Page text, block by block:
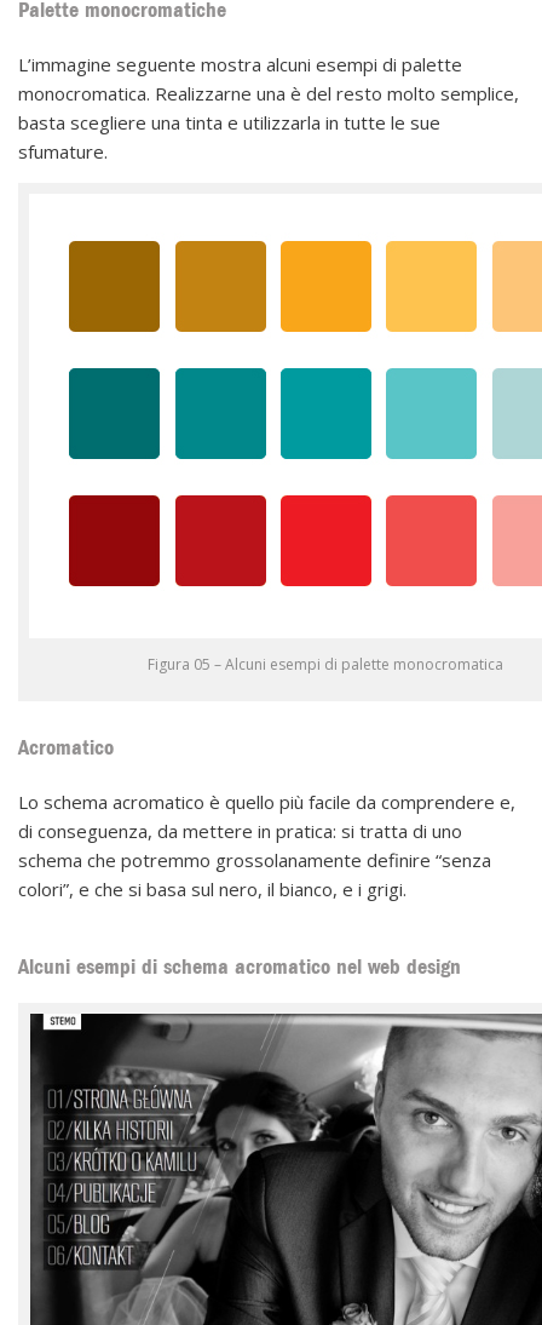
Palette monocromatiche
L’immagine seguente mostra alcuni esempi di palette
monocromatica. Realizzarne una è del resto molto semplice,
basta scegliere una tinta e utilizzarla in tutte le sue
sfumature.
Figura 05 – Alcuni esempi di palette monocromatica
Acromatico
Lo schema acromatico è quello più facile da comprendere e,
di conseguenza, da mettere in pratica: si tratta di uno
schema che potremmo grossolanamente definire “senza
colori”, e che si basa sul nero, il bianco, e i grigi.
Alcuni esempi di schema acromatico nel web design